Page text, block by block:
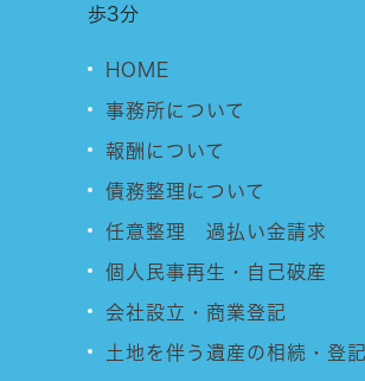
歩3分
HOME
事務所について
報酬について
債務整理について
任意整理 過払い金請求
個人民事再生・自己破産
会社設立・商業登記
土地を伴う遺産の相続・登記